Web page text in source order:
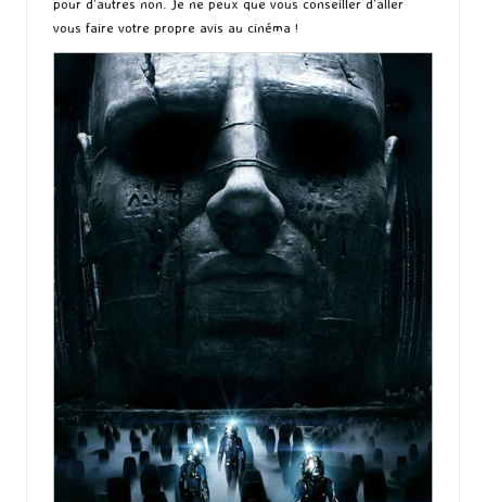
vous faire votre propre avis au cinéma !